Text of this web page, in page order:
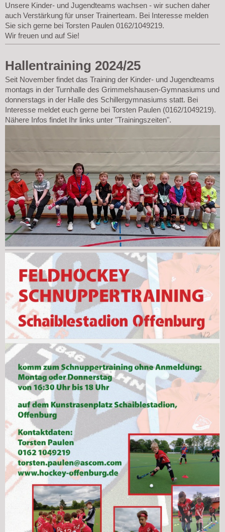
Unsere Kinder- und Jugendteams wachsen - wir suchen daher
auch Verstärkung für unser Trainerteam. Bei Interesse melden
Sie sich gerne bei Torsten Paulen 0162/1049219.
Wir freuen und auf Sie!
Hallentraining 2024/25
Seit November findet das Training der Kinder- und Jugendteams
montags in der Turnhalle des Grimmelshausen-Gymnasiums und
donnerstags in der Halle des Schillergymnasiums statt. Bei
Interesse meldet euch gerne bei Torsten Paulen (0162/1049219).
Nähere Infos findet Ihr links unter "Trainingszeiten".